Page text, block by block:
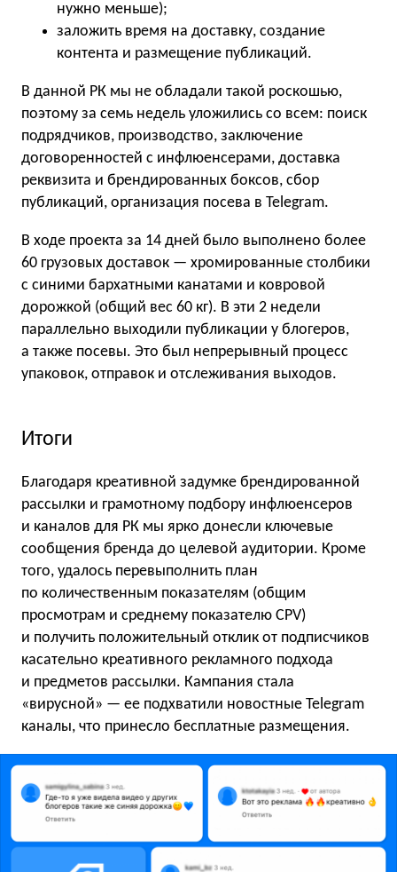
нужно меньше);
заложить время на доставку, создание
контента и размещение публикаций.
В данной РК мы не обладали такой роскошью,
поэтому за семь недель уложились со всем: поиск
подрядчиков, производство, заключение
договоренностей с инфлюенсерами, доставка
реквизита и брендированных боксов, сбор
публикаций, организация посева в Telegram.
В ходе проекта за 14 дней было выполнено более
60 грузовых доставок — хромированные столбики
с синими бархатными канатами и ковровой
дорожкой (общий вес 60 кг). В эти 2 недели
параллельно выходили публикации у блогеров,
а также посевы. Это был непрерывный процесс
упаковок, отправок и отслеживания выходов.
Итоги
Благодаря креативной задумке брендированной
рассылки и грамотному подбору инфлюенсеров
и каналов для РК мы ярко донесли ключевые
сообщения бренда до целевой аудитории. Кроме
того, удалось перевыполнить план
по количественным показателям (общим
просмотрам и среднему показателю CPV)
и получить положительный отклик от подписчиков
касательно креативного рекламного подхода
и предметов рассылки. Кампания стала
«вирусной» — ее подхватили новостные Telegram
каналы, что принесло бесплатные размещения.